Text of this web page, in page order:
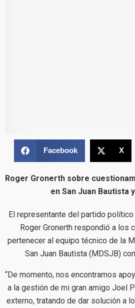
Facebook X
Roger Gronerth sobre
en San Juan Bautista
El representante del partido
Roger Gronerth respondió a los
pertenecer al equipo técnico de la
San Juan Bautista (MDSJB)
“De momento, nos encontramos
a la gestión de mi gran amigo Joel
externo, tratando de dar solución a